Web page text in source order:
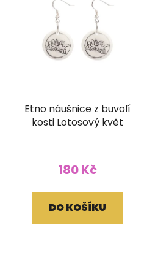
Etno náušnice z buvolí
kosti Lotosový květ
180 Kč
DO KOŠÍKU